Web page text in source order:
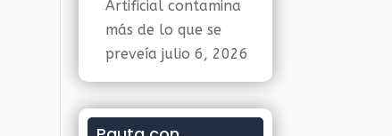
Artificial contamina
más de lo que se
preveía julio 6, 2026